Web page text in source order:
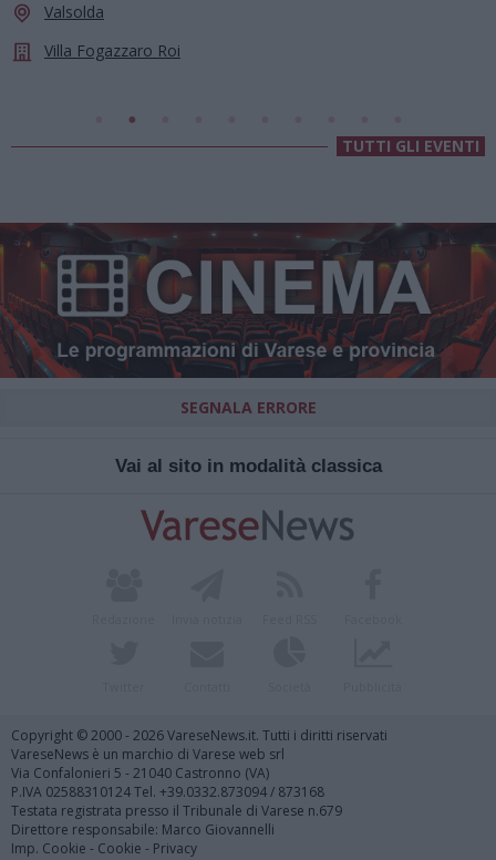
Valsolda
Villa Fogazzaro Roi
TUTTI GLI EVENTI
SEGNALA ERRORE
Vai al sito in modalità classica
Copyright © 2000 - 2026 VareseNews.it. Tutti i diritti riservati
VareseNews è un marchio di Varese web srl
Via Confalonieri 5 - 21040 Castronno (VA)
P.IVA 02588310124 Tel. +39.0332.873094 / 873168
Testata registrata presso il Tribunale di Varese n.679
Direttore responsabile: Marco Giovannelli
Imp. Cookie - Cookie - Privacy